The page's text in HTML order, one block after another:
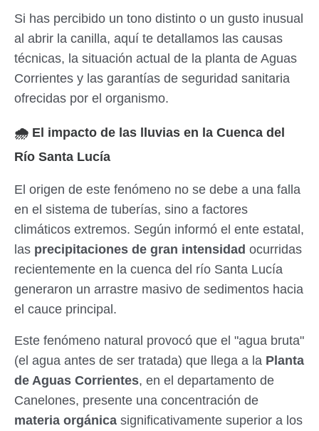
Si has percibido un tono distinto o un gusto inusual
al abrir la canilla, aquí te detallamos las causas
técnicas, la situación actual de la planta de Aguas
Corrientes y las garantías de seguridad sanitaria
ofrecidas por el organismo.
🌧️ El impacto de las lluvias en la Cuenca del
Río Santa Lucía
El origen de este fenómeno no se debe a una falla
en el sistema de tuberías, sino a factores
climáticos extremos. Según informó el ente estatal,
las precipitaciones de gran intensidad ocurridas
recientemente en la cuenca del río Santa Lucía
generaron un arrastre masivo de sedimentos hacia
el cauce principal.
Este fenómeno natural provocó que el "agua bruta"
(el agua antes de ser tratada) que llega a la Planta
de Aguas Corrientes, en el departamento de
Canelones, presente una concentración de
materia orgánica significativamente superior a los